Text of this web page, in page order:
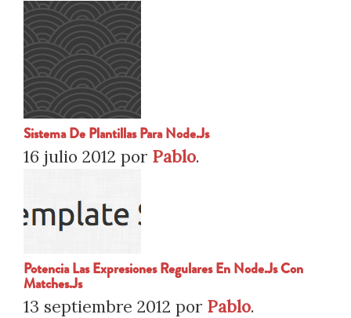
Sistema De Plantillas Para Node.js
16 julio 2012 por Pablo.
Potencia Las Expresiones Regulares En Node.js Con
Matches.js
13 septiembre 2012 por Pablo.